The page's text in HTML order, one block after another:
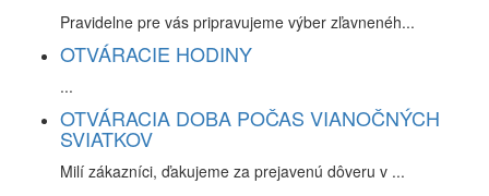
Pravidelne pre vás pripravujeme výber zľavnenéh...
OTVÁRACIE HODINY
...
OTVÁRACIA DOBA POČAS VIANOČNÝCH
SVIATKOV
Milí zákazníci, ďakujeme za prejavenú dôveru v ...